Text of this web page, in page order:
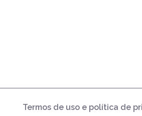
Termos de uso e política de